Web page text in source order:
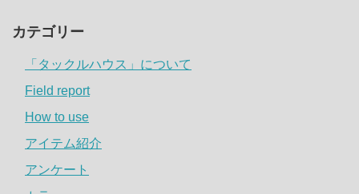
カテゴリー
「タックルハウス」について
Field report
How to use
アイテム紹介
アンケート